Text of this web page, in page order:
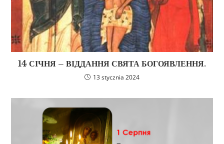
14 СІЧНЯ – ВІДДАННЯ СВЯТА БОГОЯВЛЕННЯ.
13 stycznia 2024